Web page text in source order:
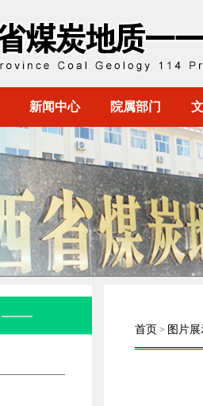
新闻中心 院属部门
首页 > 图片展